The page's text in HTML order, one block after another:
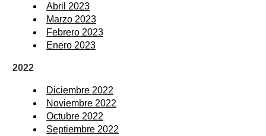
Abril 2023
Marzo 2023
Febrero 2023
Enero 2023
2022
Diciembre 2022
Noviembre 2022
Octubre 2022
Septiembre 2022